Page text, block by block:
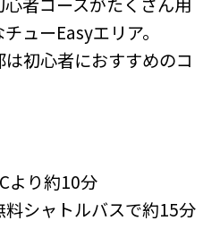
ューEasyエリア。
初心者におすすめのコ
より約10分
シャトルバスで約15分